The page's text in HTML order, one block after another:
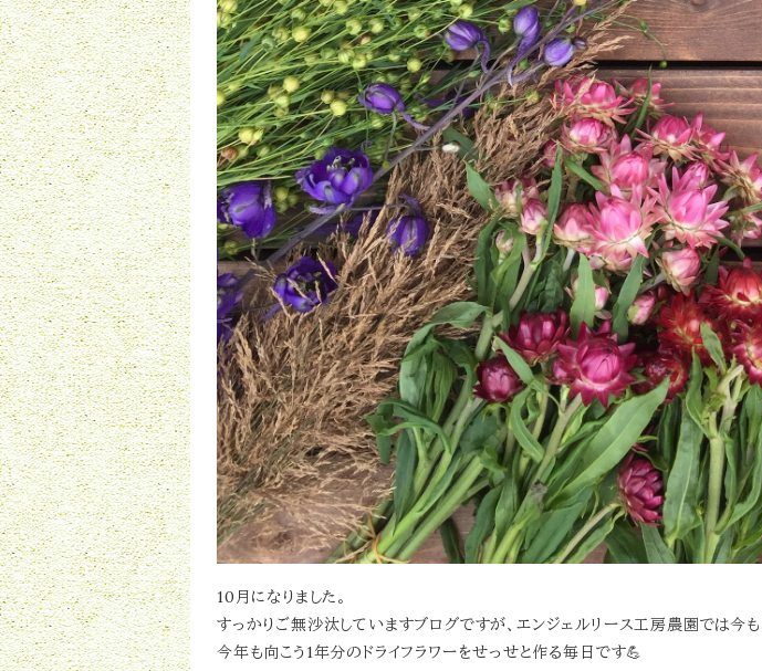
10月になりました。
すっかりご無沙汰していますブログですが、エンジェルリース工房農園では今
今年も向こう1年分のドライフラワーをせっせと作る毎日です💪